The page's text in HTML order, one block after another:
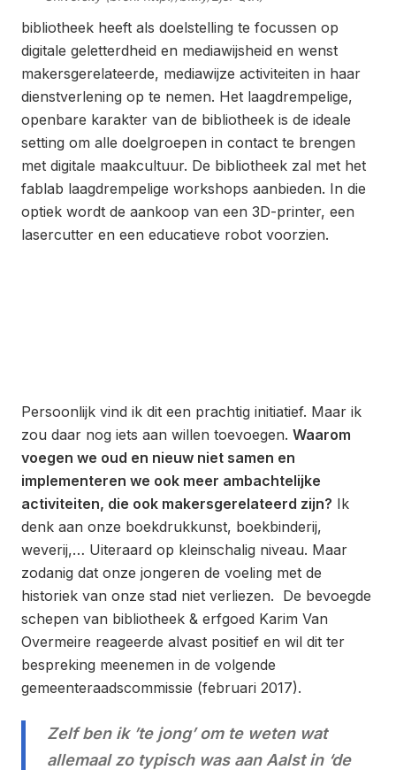
bibliotheek heeft als doelstelling te focussen op
digitale geletterdheid en mediawijsheid en wenst
makersgerelateerde, mediawijze activiteiten in haar
dienstverlening op te nemen. Het laagdrempelige,
openbare karakter van de bibliotheek is de ideale
setting om alle doelgroepen in contact te brengen
met digitale maakcultuur. De bibliotheek zal met het
fablab laagdrempelige workshops aanbieden. In die
optiek wordt de aankoop van een 3D-printer, een
lasercutter en een educatieve robot voorzien.
Persoonlijk vind ik dit een prachtig initiatief. Maar ik
zou daar nog iets aan willen toevoegen. Waarom
voegen we oud en nieuw niet samen en
implementeren we ook meer ambachtelijke
activiteiten, die ook makersgerelateerd zijn? Ik
denk aan onze boekdrukkunst, boekbinderij,
weverij,… Uiteraard op kleinschalig niveau. Maar
zodanig dat onze jongeren de voeling met de
historiek van onze stad niet verliezen. De bevoegde
schepen van bibliotheek & erfgoed Karim Van
Overmeire reageerde alvast positief en wil dit ter
bespreking meenemen in de volgende
gemeenteraadscommissie (februari 2017).
Zelf ben ik ’te jong’ om te weten wat
allemaal zo typisch was aan Aalst in ‘de